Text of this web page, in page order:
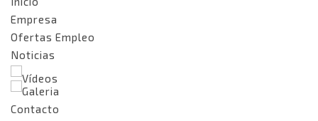
Empresa
Ofertas Empleo
Noticias
Vídeos
Galeria
Contacto